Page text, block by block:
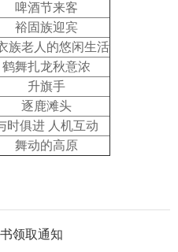
啤酒节来客
裕固族迎宾
族老人的悠闲生活
鹤舞扎龙秋意浓
升旗手
逐鹿滩头
时俱进 人机互动
舞动的高原
领取通知